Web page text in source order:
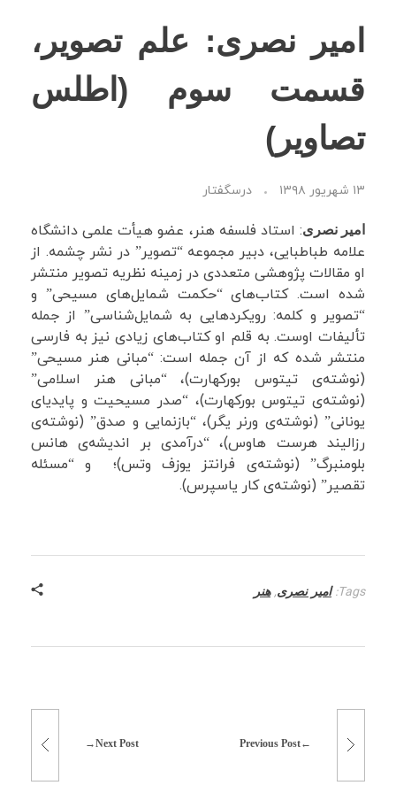
امیر نصری: علم تصویر،
قسمت سوم (اطلس
تصاویر)
۱۳ شهریور ۱۳۹۸ درسگفتار
امیر نصری: استاد فلسفه هنر، عضو هیأت علمی دانشگاه
علامه طباطبایی، دبیر مجموعه “تصویر” در نشر چشمه. از
او مقالات پژوهشی متعددی در زمینه نظریه تصویر منتشر
شده است. کتاب‌های “حکمت شمایل‌های مسیحی” و
“تصویر و کلمه: رویکردهایی به شمایل‌شناسی” از جمله
تألیفات اوست. به قلم او کتاب‌های زیادی نیز به فارسی
منتشر شده که از آن جمله است: “مبانی هنر مسیحی”
(نوشته‌ی تیتوس بورکهارت)، “مبانی هنر اسلامی”
(نوشته‌ی تیتوس بورکهارت)، “صدر مسیحیت و پایدیای
یونانی” (نوشته‌ی ورنر یگر)، “بازنمایی و صدق” (نوشته‌ی
رزالیند هرست هاوس)، “درآمدی بر اندیشه‌ی هانس
بلومنبرگ” (نوشته‌ی فرانتز یوزف وتس)؛ و “مسئله
تقصیر” (نوشته‌ی کار یاسپرس).
Tags: امیر نصری,هنر
Previous Post
Next Post